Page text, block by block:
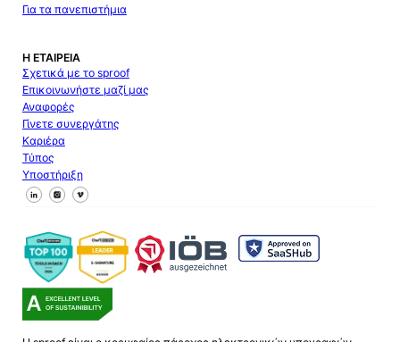
Για τα πανεπιστήμια
Η ΕΤΑΙΡΕΊΑ
Σχετικά με το sproof
Επικοινωνήστε μαζί μας
Αναφορές
Γίνετε συνεργάτης
Καριέρα
Τύπος
Υποστήριξη
Ακολουθήστε μας στο Facebook
Ακολουθήστε μας στο X
Ακολουθήστε μας στο LinkedIn